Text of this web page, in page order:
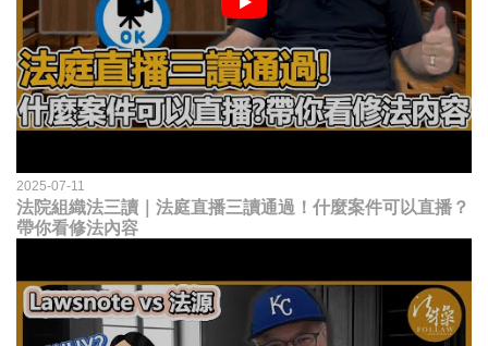
2025-07-11
法院組織法三讀｜法庭直播三讀通過！什麼案件可以直播？
帶你看修法內容